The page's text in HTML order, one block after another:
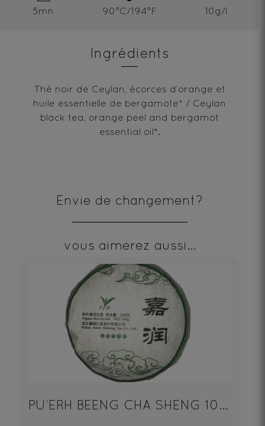
5mn 90°C/194°F 10g/l
Ingrédients
Thé noir de Ceylan, écorces d’orange et
huile essentielle de bergamote* / Ceylan
black tea, orange peel and bergamot
essential oil*.
Envie de changement?
vous aimerez aussi...